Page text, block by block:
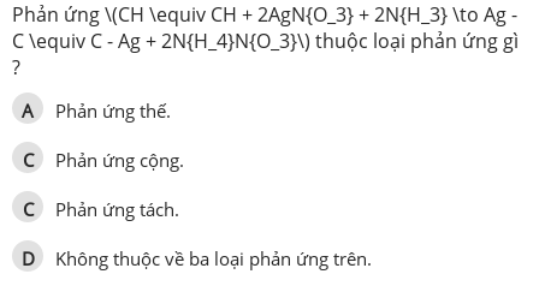
Phản ứng \(CH \equiv CH + 2AgN{O_3} + 2N{H_3} \to Ag -
C \equiv C - Ag + 2N{H_4}N{O_3}\) thuộc loại phản ứng gì
?
A Phản ứng thế.
C Phản ứng cộng.
C Phản ứng tách.
D Không thuộc về ba loại phản ứng trên.